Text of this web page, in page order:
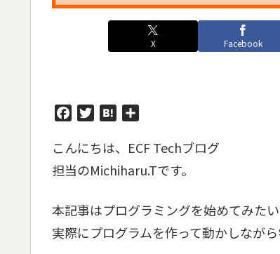
X Facebook
c
e
b
o
k
i
t
t
r
t
e
n
こんにちは、ECF Techブログ
担当のMichiharu.Tです。
本記事はプログラミングを始めてみた
実際にプログラムを作って動かしながら